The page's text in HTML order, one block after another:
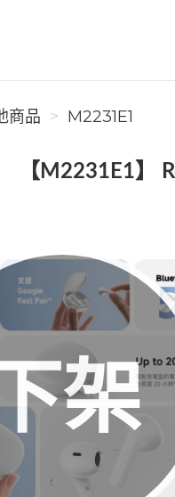
商品 M2231E1
【M2231E1】
架